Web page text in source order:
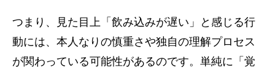
つまり、見た目上「飲み込みが遅い」と感じる行
動には、本人なりの慎重さや独自の理解プロセス
が関わっている可能性があるのです。単純に「覚